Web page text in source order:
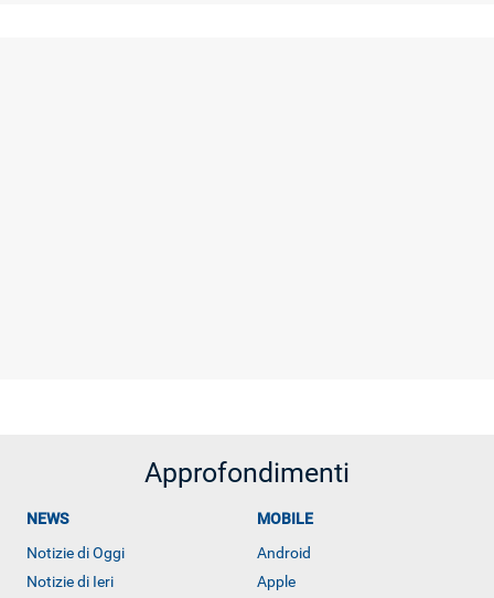
Approfondimenti
NEWS
Notizie di Oggi
Notizie di Ieri
MOBILE
Android
Apple